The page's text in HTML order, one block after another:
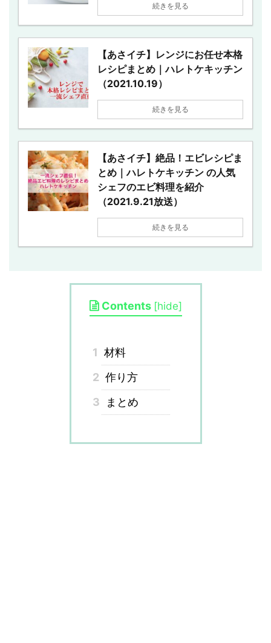
続きを見る
【あさイチ】レンジにお任せ本格
レシピまとめ｜ハレトケキッチン
（2021.10.19）
続きを見る
【あさイチ】絶品！エビレシピま
とめ｜ハレトケキッチン の人気
シェフのエビ料理を紹介
（2021.9.21放送）
続きを見る
Contents [hide]
1 材料
2 作り方
3
まとめ